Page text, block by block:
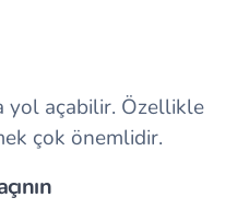
yol açabilir. Özellikle
çok önemlidir.